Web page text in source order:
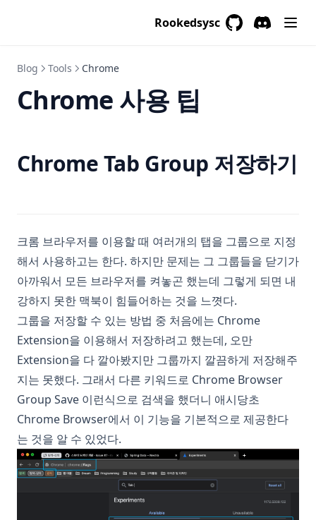
Rookedsysc
Blog Tools Chrome
Chrome 사용 팁
Chrome Tab Group 저장하기
크롬 브라우저를 이용할 때 여러개의 탭을 그룹으로 지정
해서 사용하고는 한다. 하지만 문제는 그 그룹들을 닫기가
아까워서 모든 브라우저를 켜놓곤 했는데 그렇게 되면 내
강하지 못한 맥북이 힘들어하는 것을 느꼇다.
그룹을 저장할 수 있는 방법 중 처음에는 Chrome
Extension을 이용해서 저장하려고 했는데, 오만
Extension을 다 깔아봤지만 그룹까지 깔끔하게 저장해주
지는 못했다. 그래서 다른 키워드로 Chrome Browser
Group Save 이런식으로 검색을 했더니 애시당초
Chrome Browser에서 이 기능을 기본적으로 제공한다
는 것을 알 수 있었다.